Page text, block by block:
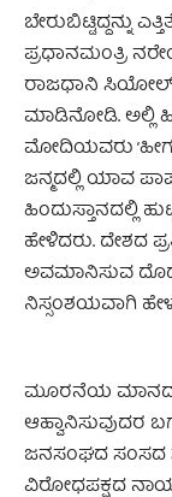
ಬೇರುಬಿಟ್ಟಿದ್ದನ್ನು
ಪ್ರಧಾನಮಂತ್ರಿ
ರಾಜಧಾನಿ
ಮಾಡಿನೋಡಿ. ಅಲ್ಲಿ
ಮೋದಿಯವರು
ಜನ್ಮದಲ್ಲಿ ಯಾವ
ಹಿಂದುಸ್ತಾನದಲ್ಲಿ
ಹೇಳಿದರು. ದೇಶದ
ಅವಮಾನಿಸುವ
ನಿಸ್ಸಂಶಯವಾಗಿ
ಮೂರನೆಯ
ಆಹ್ವಾನಿಸುವುದರ
ಜನಸಂಘದ ಸಂಸದ
ವಿರೋಧಪಕ್ಷದ